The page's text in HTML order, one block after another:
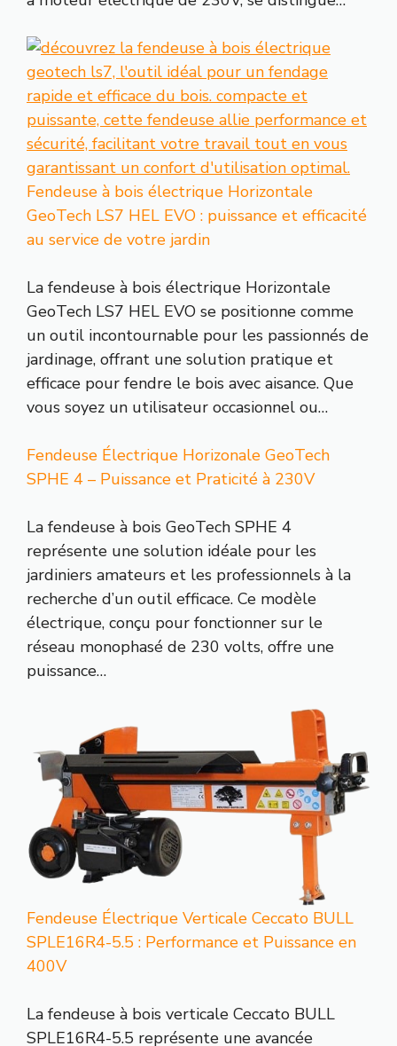
Fendeuse à bois électrique Horizontale
GeoTech LS7 HEL EVO : puissance et efficacité
au service de votre jardin
La fendeuse à bois électrique Horizontale
GeoTech LS7 HEL EVO se positionne comme
un outil incontournable pour les passionnés de
jardinage, offrant une solution pratique et
efficace pour fendre le bois avec aisance. Que
vous soyez un utilisateur occasionnel ou…
Fendeuse Électrique Horizonale GeoTech
SPHE 4 – Puissance et Praticité à 230V
La fendeuse à bois GeoTech SPHE 4
représente une solution idéale pour les
jardiniers amateurs et les professionnels à la
recherche d’un outil efficace. Ce modèle
électrique, conçu pour fonctionner sur le
réseau monophasé de 230 volts, offre une
puissance…
Fendeuse Électrique Verticale Ceccato BULL
SPLE16R4-5.5 : Performance et Puissance en
400V
La fendeuse à bois verticale Ceccato BULL
SPLE16R4-5.5 représente une avancée